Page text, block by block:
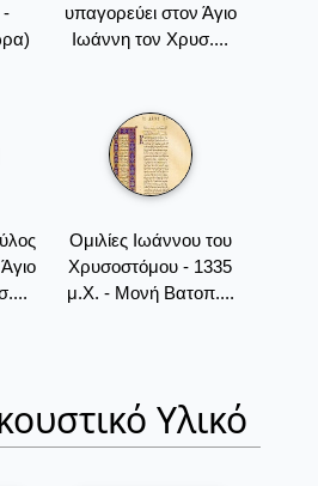
-
υπαγορεύει στον Άγιο
Ιωάννη τον Χρυσ....
Oμιλίες Iωάννου του
Xρυσοστόμου - 1335
μ.Χ. - Mονή Bατοπ....
Υλικό